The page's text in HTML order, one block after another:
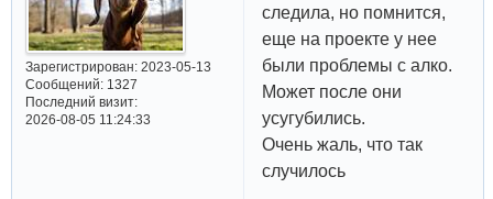
Зарегистрирован: 2023-05-13
Сообщений:1327
Последний визит:
2026-08-05 11:24:33
следила, но помнится,
еще на проекте у нее
были проблемы с алко.
Может после они
усугубились.
Очень жаль, что так
случилось